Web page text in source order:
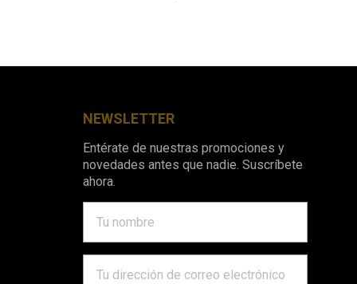
NEWSLETTER
Entérate de nuestras promociones y
novedades antes que nadie. Suscríbete
ahora.